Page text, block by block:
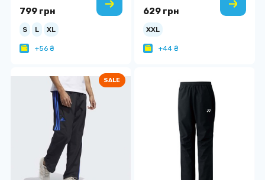
799 грн
S L XL
+56 ₴
629 грн
XXL
+44 ₴
SALE